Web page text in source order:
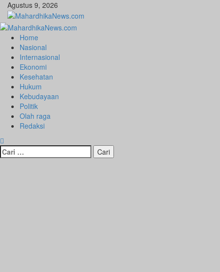
Skip
content
Agustus 9, 2026
Primary
Menu
Home
Nasional
Internasional
Ekonomi
Kesehatan
Hukum
Kebudayaan
Politik
Olah raga
Redaksi
Cari
untuk: